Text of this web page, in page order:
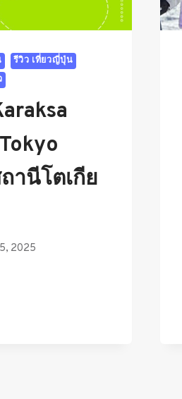
รีวิว เที่ยวญี่ปุ่น
านีโตเกีย
2025